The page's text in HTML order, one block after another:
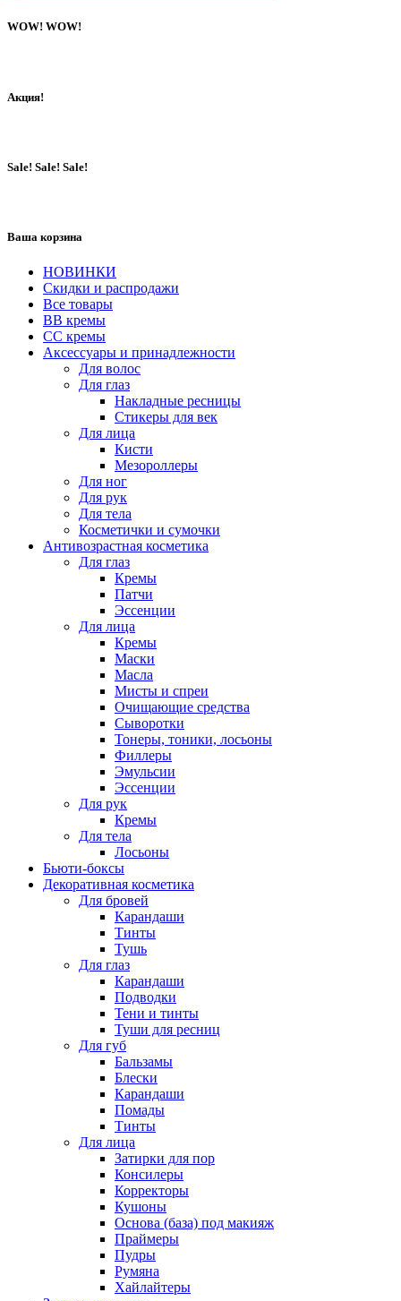
WOW! WOW!
Акция!
Sale! Sale! Sale!
Ваша корзина
НОВИНКИ
Скидки и распродажи
Все товары
BB кремы
CC кремы
Аксессуары и принадлежности
Для волос
Для глаз
Накладные ресницы
Стикеры для век
Для лица
Кисти
Мезороллеры
Для ног
Для рук
Для тела
Косметички и сумочки
Антивозрастная косметика
Для глаз
Кремы
Патчи
Эссенции
Для лица
Кремы
Маски
Масла
Мисты и спреи
Очищающие средства
Сыворотки
Тонеры, тоники, лосьоны
Филлеры
Эмульсии
Эссенции
Для рук
Кремы
Для тела
Лосьоны
Бьюти-боксы
Декоративная косметика
Для бровей
Карандаши
Тинты
Тушь
Для глаз
Карандаши
Подводки
Тени и тинты
Туши для ресниц
Для губ
Бальзамы
Блески
Карандаши
Помады
Тинты
Для лица
Затирки для пор
Консилеры
Корректоры
Кушоны
Основа (база) под макияж
Праймеры
Пудры
Румяна
Хайлайтеры